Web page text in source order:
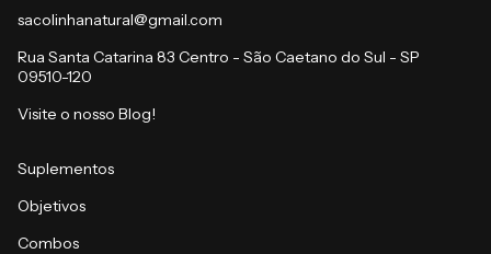
sacolinhanatural@gmail.com
Rua Santa Catarina 83 Centro - São Caetano do Sul - SP
09510-120
Visite o nosso Blog!
Suplementos
Objetivos
Combos